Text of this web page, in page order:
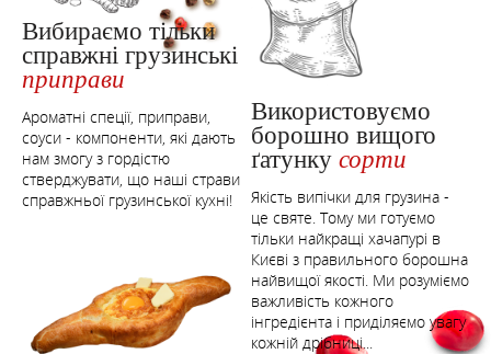
Вибираємо тільки
справжні грузинські
приправи
Ароматні спеції, приправи,
соуси - компоненти, які дають
нам змогу з гордістю
стверджувати, що наші страви
справжньої грузинської кухні!
Використовуємо
борошно вищого
ґатунку сорти
Якість випічки для грузина -
це святе. Тому ми готуємо
тільки найкращі хачапурі в
Києві з правильного борошна
найвищої якості. Ми розуміємо
важливість кожного
інгредієнта і приділяємо увагу
кожній дрібниці...